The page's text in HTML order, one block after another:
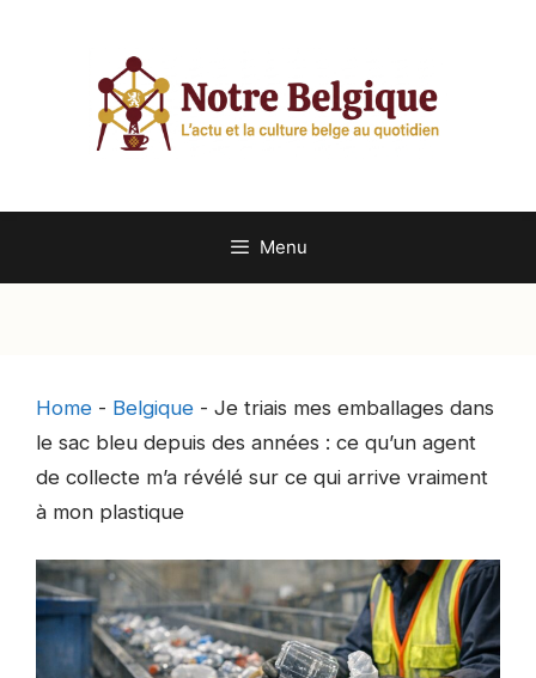
Menu
Home - Belgique - Je triais mes emballages dans
le sac bleu depuis des années : ce qu’un agent
de collecte m’a révélé sur ce qui arrive vraiment
à mon plastique